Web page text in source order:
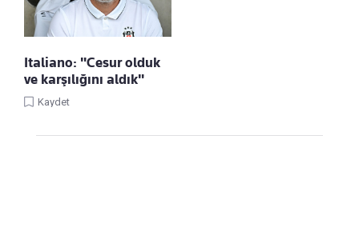
Italiano: "Cesur olduk
ve karşılığını aldık"
Kaydet